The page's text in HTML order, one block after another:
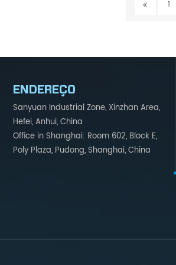
1
ENDEREÇO
Sanyuan Industrial Zone, Xinzhan Area,
Hefei, Anhui, China
Office in Shanghai: Room 602, Block E,
Poly Plaza, Pudong, Shanghai, China